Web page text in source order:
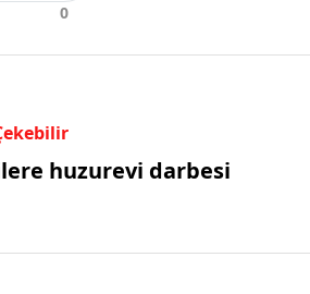
huzurevi darbesi